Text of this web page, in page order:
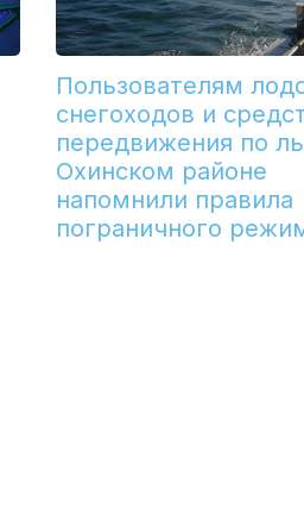
Пользователям
снегоходов и
передвижения по
Охинском районе
напомнили правила
пограничного